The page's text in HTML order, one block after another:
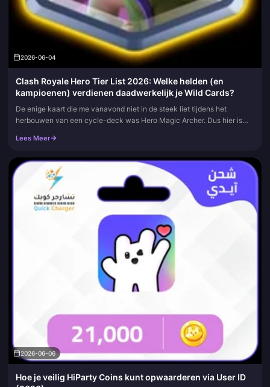
2026-06-04
Clash Royale Hero Tier List 2026: Welke helden (en
kampioenen) verdienen daadwerkelijk je Wild Cards?
De enige kaart die me vanavond niet in de steek liet tijdens het
herbouwen van een cycle-deck was Hero Magic Archer. Dus hier is
Lees Meer
2026-06-06
Hoe je veilig HiParty Coins kunt opwaarderen via User ID